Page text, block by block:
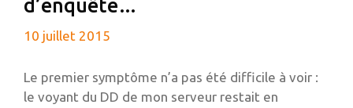
d’enquête…
10 juillet 2015
Le premier symptôme n’a pas été difficile à voir :
le voyant du DD de mon serveur restait en